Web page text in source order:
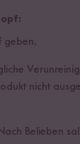
geben.
nicht
Belieben